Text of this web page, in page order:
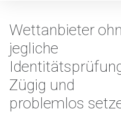
Wettanbieter
jegliche
Zügig und
problemlos